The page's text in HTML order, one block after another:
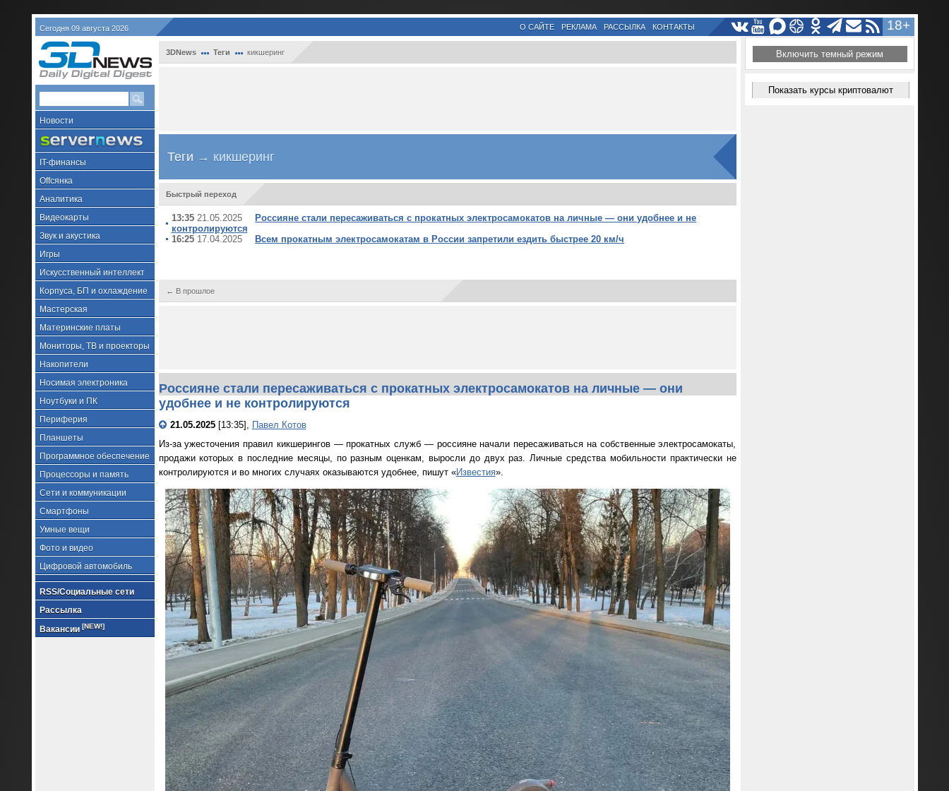
Сегодня 09 августа 2026 18+
О САЙТЕ РЕКЛАМА РАССЫЛКА КОНТАКТЫ
Новости
IT-финансы
Offсянка
Аналитика
Видеокарты
Звук и акустика
Игры
Искусственный интеллект
Корпуса, БП и охлаждение
Мастерская
Материнские платы
Мониторы, ТВ и проекторы
Накопители
Носимая электроника
Ноутбуки и ПК
Периферия
Планшеты
Программное обеспечение
Процессоры и память
Сети и коммуникации
Смартфоны
Умные вещи
Фото и видео
Цифровой автомобиль
RSS/Социальные сети
Рассылка
Вакансии [NEW!]
3DNews Теги кикшеринг
Теги → кикшеринг
Быстрый переход
13:3521.05.2025
Россияне стали пересаживаться с прокатных электросамокатов на личные — они удобнее и не
контролируются
16:2517.04.2025 Всем прокатным электросамокатам в России запретили ездить быстрее 20 км/ч
← В прошлое
Россияне стали пересаживаться с прокатных электросамокатов на личные — они
удобнее и не контролируются
21.05.2025[13:35], Павел Котов
Из-за ужесточения правил кикшерингов — прокатных служб — россияне начали пересаживаться на собственные электросамокаты,
продажи которых в последние месяцы, по разным оценкам, выросли до двух раз. Личные средства мобильности практически не
контролируются и во многих случаях оказываются удобнее, пишут «Известия».
Включить темный режим
Показать курсы криптовалют